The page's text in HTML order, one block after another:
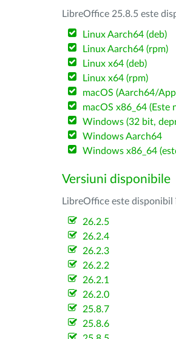
LibreOffice 25.8.5 este
Linux Aarch64 (deb)
Linux Aarch64 (rpm)
Linux x64 (deb)
Linux x64 (rpm)
macOS (Aarch64/
macOS x86_64 (Este
Windows (32 bit,
Windows Aarch64
Windows x86_64
Versiuni disponibile
LibreOffice este
26.2.5
26.2.4
26.2.3
26.2.2
26.2.1
26.2.0
25.8.7
25.8.6